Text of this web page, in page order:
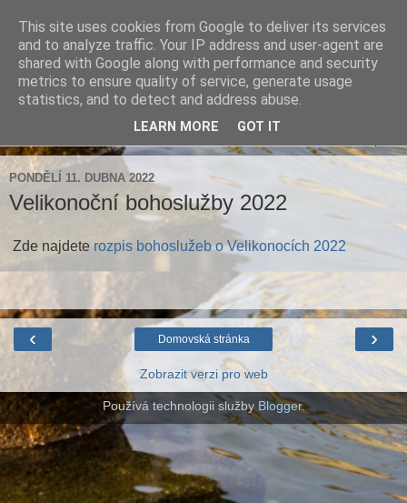
Farnost Brtnice
Aktuální informace pro farnosti Střížov a Brtnice
PONDĚLÍ 11. DUBNA 2022
Velikonoční bohoslužby 2022
Zde najdete rozpis bohoslužeb o Velikonocích 2022
‹ ›
Domovská stránka
Zobrazit verzi pro web
Používá technologii služby Blogger.
This site uses cookies from Google to deliver its services
and to analyze traffic. Your IP address and user-agent are
shared with Google along with performance and security
metrics to ensure quality of service, generate usage
statistics, and to detect and address abuse.
LEARN MORE GOT IT